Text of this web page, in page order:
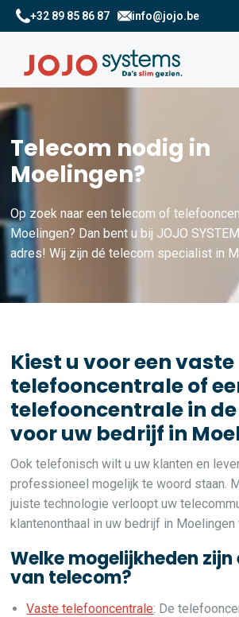
+32 89 85 86 87 info@jojo.be
Telecom nodig in
Moelingen?
Op zoek naar een telecom of
Moelingen? Dan bent u bij JOJO
adres! Wij zijn dé telecom specialist in
Kiest u voor een vaste
telefooncentrale of
telefooncentrale in
voor uw bedrijf in
Ook telefonisch wilt u uw klanten en
professioneel mogelijk te woord staan.
juiste technologie verloopt uw
klantenonthaal in uw bedrijf in
Welke mogelijkheden zijn
van telecom?
Vaste telefooncentrale: De